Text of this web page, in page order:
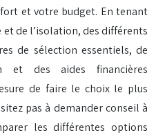
et votre budget. En tenant
et de l’isolation, des différents
de sélection essentiels, de
et des aides financières
de faire le choix le plus
pas à demander conseil à
les différentes options